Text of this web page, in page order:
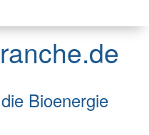
Bioenergie